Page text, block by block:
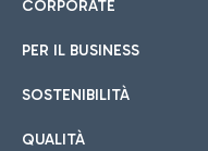
CORPORATE
PER IL BUSINESS
SOSTENIBILITÀ
QUALITÀ